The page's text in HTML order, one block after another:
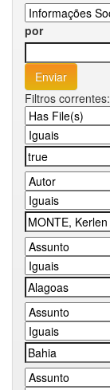
por
Filtros correntes: